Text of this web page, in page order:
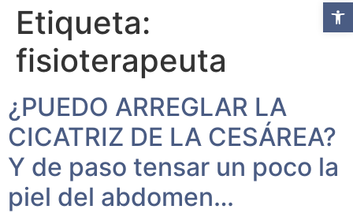
Etiqueta:
fisioterapeuta
¿PUEDO ARREGLAR LA
CICATRIZ DE LA CESÁREA?
Y de paso tensar un poco la
piel del abdomen…
Abrir